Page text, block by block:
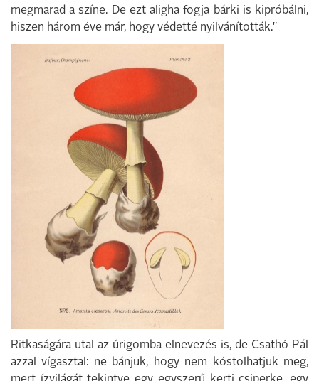
megmarad a színe. De ezt aligha fogja bárki is kipróbálni,
hiszen három éve már, hogy védetté nyilvánították."
Ritkaságára utal az úrigomba elnevezés is, de Csathó Pál
azzal vígasztal: ne bánjuk, hogy nem kóstolhatjuk meg,